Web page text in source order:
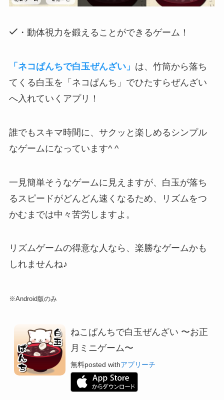
・動体視力を鍛えることができるゲーム！
「ネコぱんちで白玉ぜんざい」 は、竹筒から落ち
てくる白玉を「ネコぱんち」でひたすらぜんざい
へ入れていくアプリ！
誰でもスキマ時間に、サクッと楽しめるシンプル
なゲームになっています^ ^
一見簡単そうなゲームに見えますが、 白玉が落ち
るスピードがどんどん速くなるため、リズムをつ
かむまでは中々苦労しますよ。
リズムゲームの得意な人なら、楽勝なゲームかも
しれませんね♪
※Android版のみ
ねこぱんちで白玉ぜんざい 〜お正
月ミニゲーム〜
無料posted withアプリーチ